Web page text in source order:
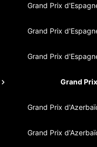
Grand Prix
Grand Prix
Grand Prix
Grand
Grand Prix
Grand Prix